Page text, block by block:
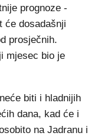
prognoze -
će dosadašnji
prosječnih.
mjesec bio je
biti i hladnijih
dana, kad će i
na Jadranu i